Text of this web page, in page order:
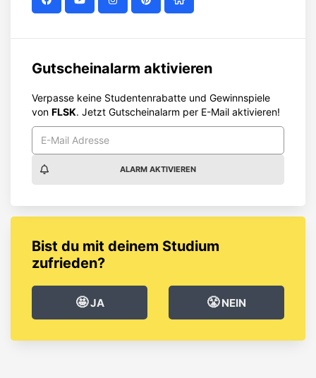
Gutscheinalarm aktivieren
Verpasse keine Studentenrabatte und Gewinnspiele
von FLSK. Jetzt Gutscheinalarm per E-Mail aktivieren!
ALARM AKTIVIEREN
Bist du mit deinem Studium
zufrieden?
🤩JA 😤NEIN